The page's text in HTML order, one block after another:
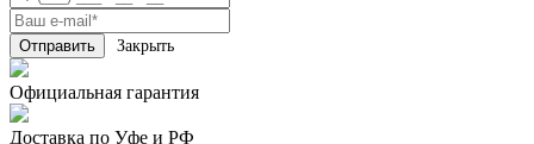
Закрыть
Официальная гарантия
Доставка по Уфе и РФ